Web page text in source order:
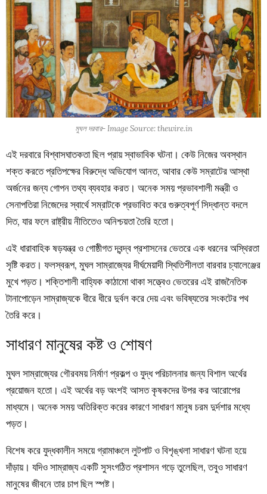
মুঘল দরবার- Image Source: thewire.in
এই দরবারে বিশ্বাসঘাতকতা ছিল প্রায় স্বাভাবিক ঘটনা। কেউ নিজের অবস্থান
শক্ত করতে প্রতিপক্ষের বিরুদ্ধে অভিযোগ আনত, আবার কেউ সম্রাটের আস্থা
অর্জনের জন্য গোপন তথ্য ব্যবহার করত। অনেক সময় প্রভাবশালী মন্ত্রী ও
সেনাপতিরা নিজেদের স্বার্থে সম্রাটকে প্রভাবিত করে গুরুত্বপূর্ণ সিদ্ধান্ত বদলে
দিত, যার ফলে রাষ্ট্রীয় নীতিতেও অনিশ্চয়তা তৈরি হতো।
এই ধারাবাহিক ষড়যন্ত্র ও গোষ্ঠীগত দ্বন্দ্ব প্রশাসনের ভেতরে এক ধরনের অস্থিরতা
সৃষ্টি করত। ফলস্বরূপ, মুঘল সাম্রাজ্যের দীর্ঘমেয়াদী স্থিতিশীলতা বারবার চ্যালেঞ্জের
মুখে পড়ত। শক্তিশালী বাহ্যিক কাঠামো থাকা সত্ত্বেও ভেতরের এই রাজনৈতিক
টানাপোড়েন সাম্রাজ্যকে ধীরে ধীরে দুর্বল করে দেয় এবং ভবিষ্যতের সংকটের পথ
তৈরি করে।
সাধারণ মানুষের কষ্ট ও শোষণ
মুঘল সাম্রাজ্যের গৌরবময় নির্মাণ প্রকল্প ও যুদ্ধ পরিচালনার জন্য বিশাল অর্থের
প্রয়োজন হতো। এই অর্থের বড় অংশই আসত কৃষকদের উপর কর আরোপের
মাধ্যমে। অনেক সময় অতিরিক্ত করের কারণে সাধারণ মানুষ চরম দুর্দশার মধ্যে
পড়ত।
বিশেষ করে যুদ্ধকালীন সময়ে গ্রামাঞ্চলে লুটপাট ও বিশৃঙ্খলা সাধারণ ঘটনা হয়ে
দাঁড়ায়। যদিও সাম্রাজ্য একটি সুসংগঠিত প্রশাসন গড়ে তুলেছিল, তবুও সাধারণ
মানুষের জীবনে তার চাপ ছিল স্পষ্ট।